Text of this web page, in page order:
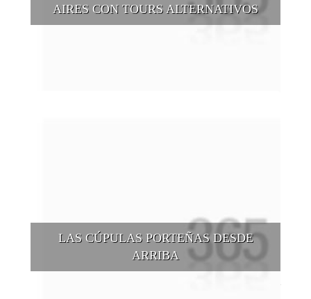
AIRES CON TOURS ALTERNATIVOS
LAS CÚPULAS PORTEÑAS DESDE
ARRIBA